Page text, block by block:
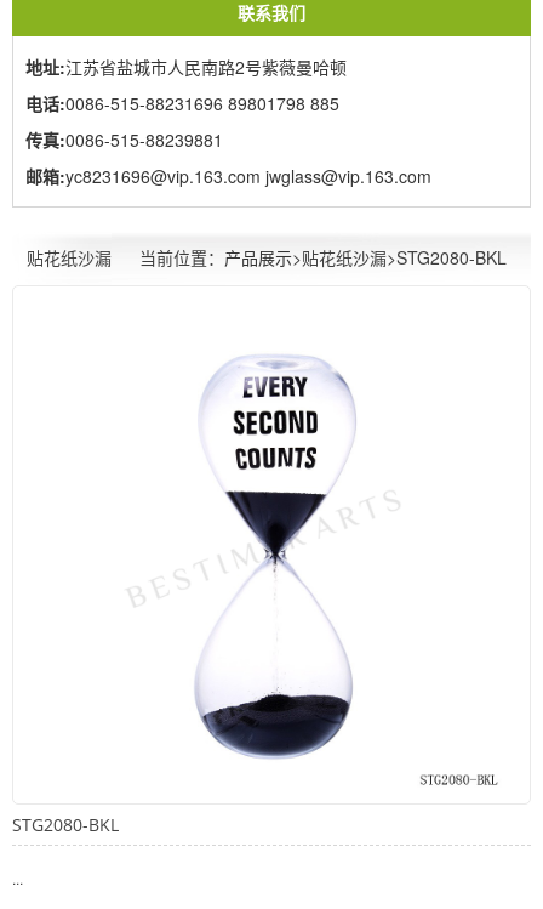
联系我们
地址:江苏省盐城市人民南路2号紫薇曼哈顿
电话:0086-515-88231696 89801798 885
传真:0086-515-88239881
邮箱:yc8231696@vip.163.com jwglass@vip.163.com
贴花纸沙漏 当前位置： 产品展示>贴花纸沙漏>STG2080-BKL
STG2080-BKL
...